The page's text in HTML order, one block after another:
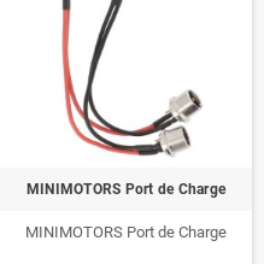
MINIMOTORS Port de Charge
MINIMOTORS Port de Charge